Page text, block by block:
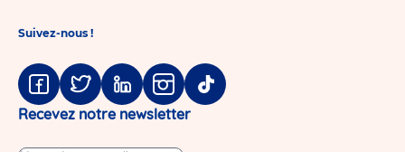
Suivez-nous !
Facebook
TwitterLinkedinInstagram
Tiktok
Recevez notre newsletter